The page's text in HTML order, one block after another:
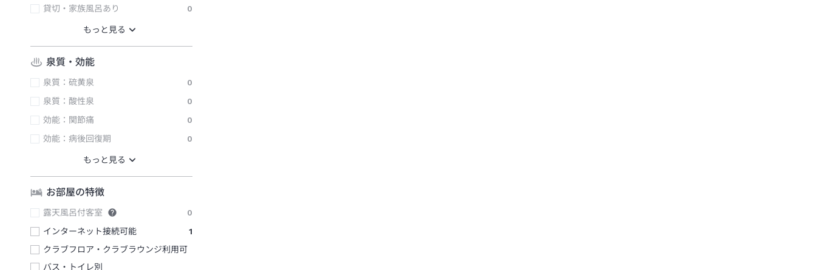
貸切・家族風呂あり
0
泉質・効能
泉質：硫黄泉
0
泉質：酸性泉
0
効能：関節痛
0
効能：病後回復期
0
お部屋の特徴
露天風呂付客室
0
インターネット接続可能
1
クラブフロア・クラブラウンジ利用可
バス・トイレ別